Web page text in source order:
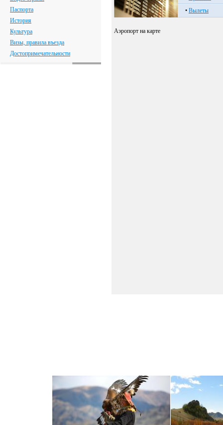
Паспорта
История
Культура
Визы, правила въезда
Достопримечательности
• Вылеты
Аэропорт на карте